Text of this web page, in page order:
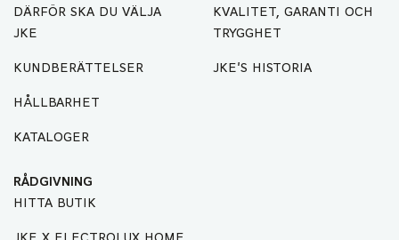
DÄRFÖR SKA DU VÄLJA
JKE
KUNDBERÄTTELSER
HÅLLBARHET
KATALOGER
KVALITET, GARANTI OCH
TRYGGHET
JKE'S HISTORIA
RÅDGIVNING
HITTA BUTIK